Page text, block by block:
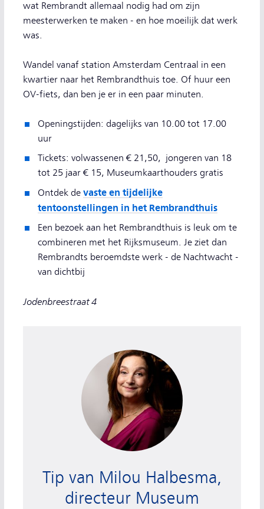
wat Rembrandt allemaal nodig had om zijn
meesterwerken te maken - en hoe moeilijk dat werk
was.
Wandel vanaf station Amsterdam Centraal in een
kwartier naar het Rembrandthuis toe. Of huur een
OV-fiets, dan ben je er in een paar minuten.
Openingstijden: dagelijks van 10.00 tot 17.00
uur
Tickets: volwassenen € 21,50, jongeren van 18
tot 25 jaar € 15, Museumkaarthouders gratis
Ontdek de vaste en tijdelijke
tentoonstellingen in het Rembrandthuis
Een bezoek aan het Rembrandthuis is leuk om te
combineren met het Rijksmuseum. Je ziet dan
Rembrandts beroemdste werk - de Nachtwacht -
van dichtbij
Jodenbreestraat 4
Milou Halbesma, directeur Museum
Tip van Milou Halbesma,
directeur Museum